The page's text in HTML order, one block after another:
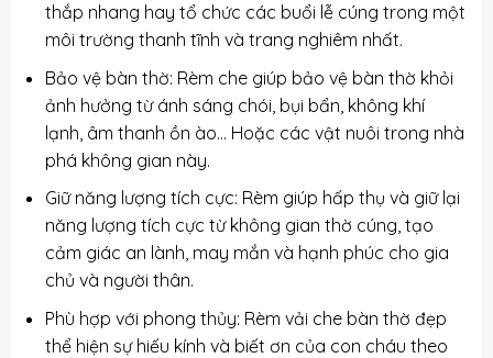
thắp nhang hay tổ chức các buổi lễ cúng trong một
môi trường thanh tĩnh và trang nghiêm nhất.
Bảo vệ bàn thờ: Rèm che giúp bảo vệ bàn thờ khỏi
ảnh hưởng từ ánh sáng chói, bụi bẩn, không khí
lạnh, âm thanh ồn ào… Hoặc các vật nuôi trong nhà
phá không gian này.
Giữ năng lượng tích cực: Rèm giúp hấp thụ và giữ lại
năng lượng tích cực từ không gian thờ cúng, tạo
cảm giác an lành, may mắn và hạnh phúc cho gia
chủ và người thân.
Phù hợp với phong thủy: Rèm vải che bàn thờ đẹp
thể hiện sự hiếu kính và biết ơn của con cháu theo